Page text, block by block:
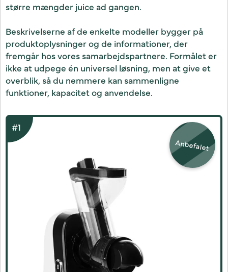
større mængder juice ad gangen.
Beskrivelserne af de enkelte modeller bygger på
produktoplysninger og de informationer, der
fremgår hos vores samarbejdspartnere. Formålet er
ikke at udpege én universel løsning, men at give et
overblik, så du nemmere kan sammenligne
funktioner, kapacitet og anvendelse.